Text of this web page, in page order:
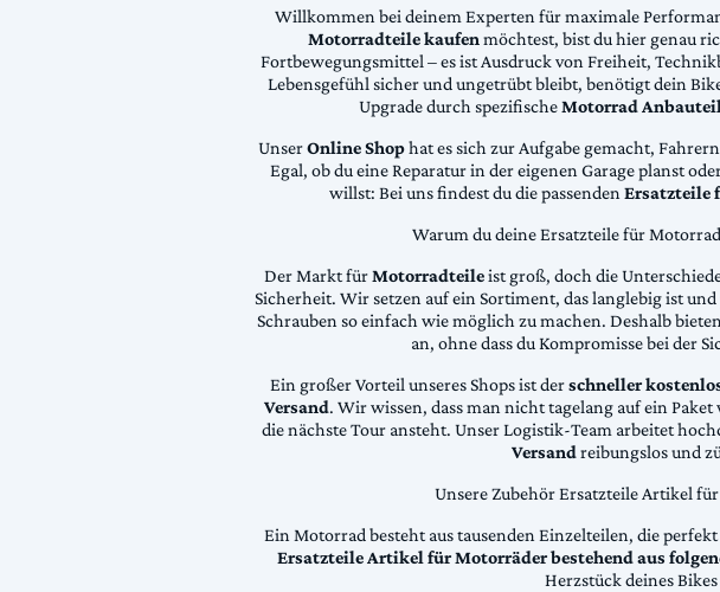
Willkommen bei deinem Experten für maximale
Motorradteile kaufenmöchtest, bist du hier genau
Fortbewegungsmittel – es ist Ausdruck von Freiheit,
Lebensgefühl sicher und ungetrübt bleibt, benötigt dein
Upgrade durch spezifischeMotorrad
UnserOnline Shophat es sich zur Aufgabe gemacht,
Egal, ob du eine Reparatur in der eigenen Garage planst
willst: Bei uns findest du die passendenErsatzteile
Warum du deine Ersatzteile für
Der Markt fürMotorradteileist groß, doch die
Sicherheit. Wir setzen auf ein Sortiment, das langlebig ist
Schrauben so einfach wie möglich zu machen. Deshalb
an, ohne dass du Kompromisse bei der
Ein großer Vorteil unseres Shops ist derschneller
Versand. Wir wissen, dass man nicht tagelang auf ein
die nächste Tour ansteht. Unser Logistik-Team arbeitet
Versandreibungslos und
Unsere Zubehör Ersatzteile Artikel
Ein Motorrad besteht aus tausenden Einzelteilen, die
Ersatzteile Artikel für Motorräder bestehend aus
Herzstück deines